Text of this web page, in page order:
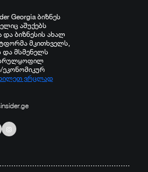
Georgia ბიზნეს
აშუქებს
და ბიზნესის ახალ
მკითხველს,
და მსმენელს
ეკონომიკურ
ვრცლად